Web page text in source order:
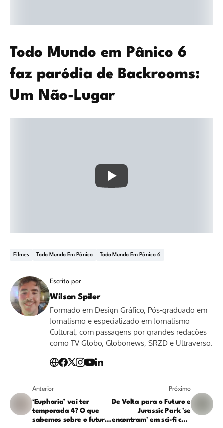
Todo Mundo em Pânico 6
faz paródia de Backrooms:
Um Não-Lugar
Filmes Todo Mundo Em Pânico Todo Mundo Em Pânico 6
Escrito por
Wilson Spiler
Formado em Design Gráfico, Pós-graduado em
Jornalismo e especializado em Jornalismo
Cultural, com passagens por grandes redações
como TV Globo, Globonews, SRZD e Ultraverso.
Anterior
‘Euphoria’ vai ter
temporada 4? O que
sabemos sobre o futuro
Próximo
De Volta para o Futuro e
Jurassic Park 'se
encontram' em sci-fi com